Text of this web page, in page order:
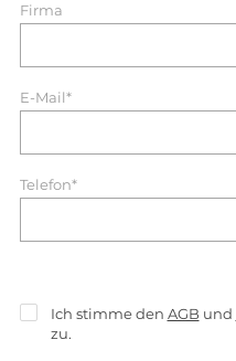
Firma
E-Mail*
Telefon*
Ich stimme den AGB und
zu.